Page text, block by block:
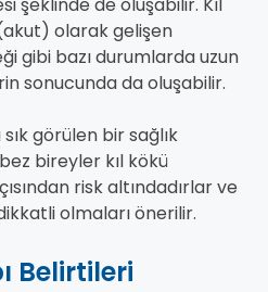
şeklinde de oluşabilir. Kıl
olarak gelişen
gibi bazı durumlarda uzun
sonucunda da oluşabilir.
görülen bir sağlık
bireyler kıl kökü
risk altındadırlar ve
olmaları önerilir.
Belirtileri